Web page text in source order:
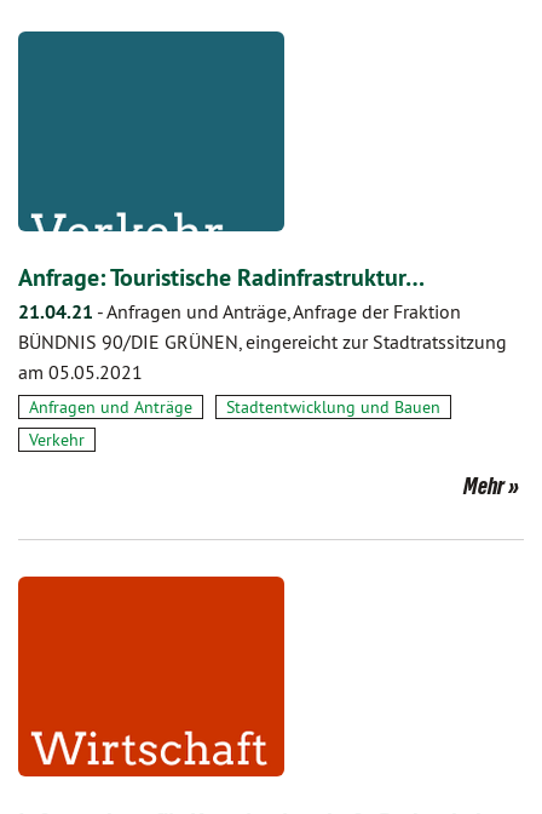
Anfrage: Touristische Radinfrastruktur…
21.04.21 -Anfragen und Anträge, Anfrage der Fraktion
BÜNDNIS 90/DIE GRÜNEN, eingereicht zur Stadtratssitzung
am 05.05.2021
Anfragen und Anträge
Stadtentwicklung und Bauen
Verkehr
Mehr